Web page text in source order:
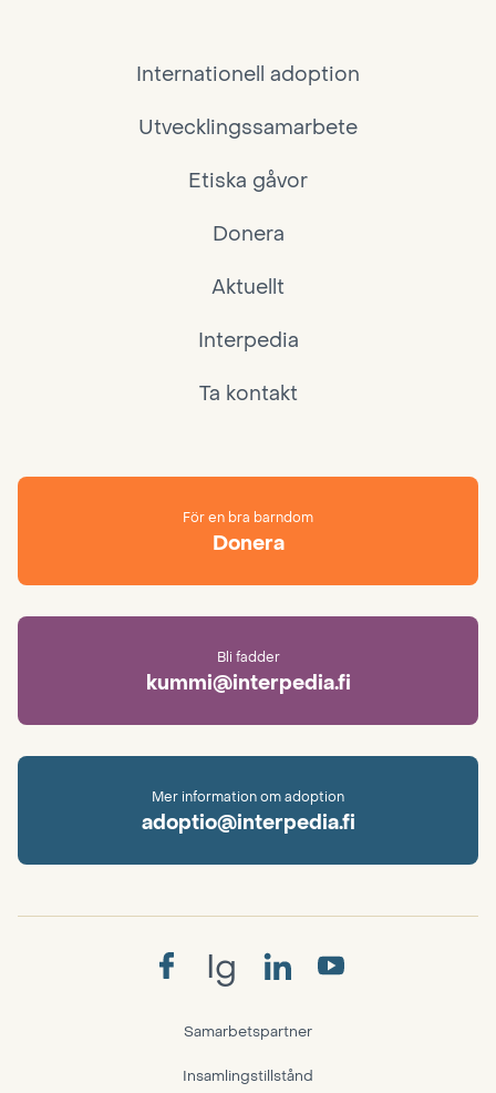
Internationell adoption
Utvecklingssamarbete
Etiska gåvor
Donera
Aktuellt
Interpedia
Ta kontakt
För en bra barndom
Donera
Bli fadder
kummi@interpedia.fi
Mer information om adoption
adoptio@interpedia.fi
Ig
Samarbetspartner
Insamlingstillstånd